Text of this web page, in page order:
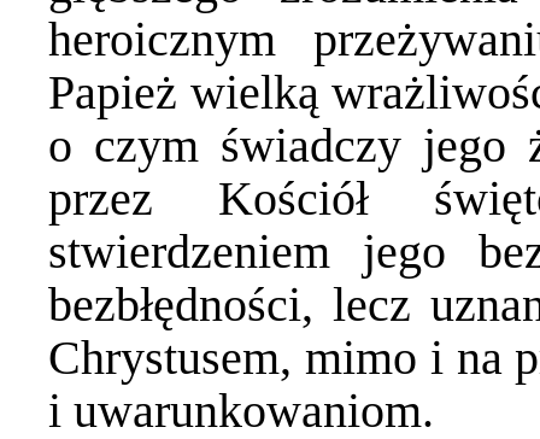
heroicznym
Papież wielką
o czym świadczy jego
przez Kościół
stwierdzeniem jego
bezbłędności, lecz
Chrystusem, mimo i na
i uwarunkowaniom.